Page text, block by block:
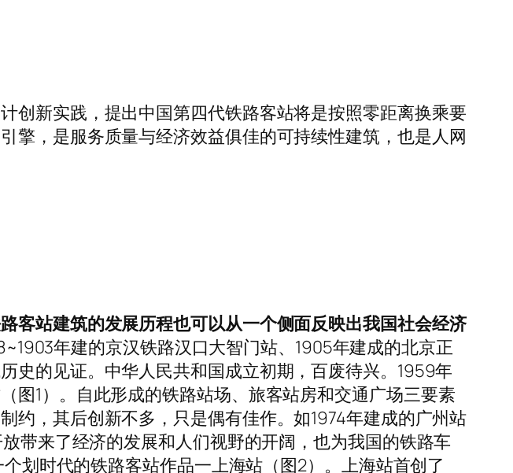
创新实践，提出中国第四代铁路客站将是按照零距离换乘要
擎，是服务质量与经济效益俱佳的可持续性建筑，也是人网
客站建筑的发展历程也可以从一个侧面反映出我国社会经济
年建的京汉铁路汉口大智门站、1905年建成的北京正
史的见证。中华人民共和国成立初期，百废待兴。1959年
图1）。自此形成的铁路站场、旅客站房和交通广场三要素
约，其后创新不多，只是偶有佳作。如1974年建成的广州站
带来了经济的发展和人们视野的开阔，也为我国的铁路车
划时代的铁路客站作品一上海站（图2）。上海站首创了